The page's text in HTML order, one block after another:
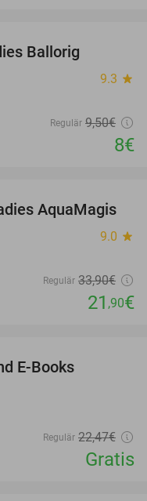
Ballorig
9.3 star
Regulär 9,50€
8€
35%
AquaMagis
9.0 star
Regulär 33,90€
21 ,90€
E-Books
Regulär 22,47€
Gratis